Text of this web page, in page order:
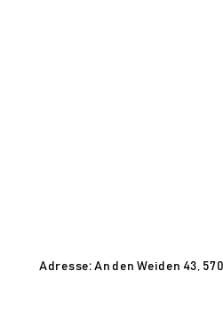
Adresse: An den Weiden 43,